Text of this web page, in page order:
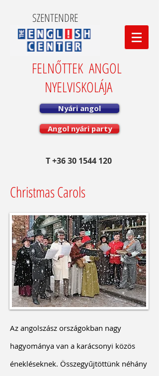
SZENTENDRE
FELNŐTTEK ANGOL
NYELVISKOLÁJA
Nyári angol
Angol nyári party
T+36 30 1544 120
Christmas Carols
Az angolszász országokban nagy
hagyománya van a karácsonyi közös
énekléseknek. Összegyűjtöttünk néhány